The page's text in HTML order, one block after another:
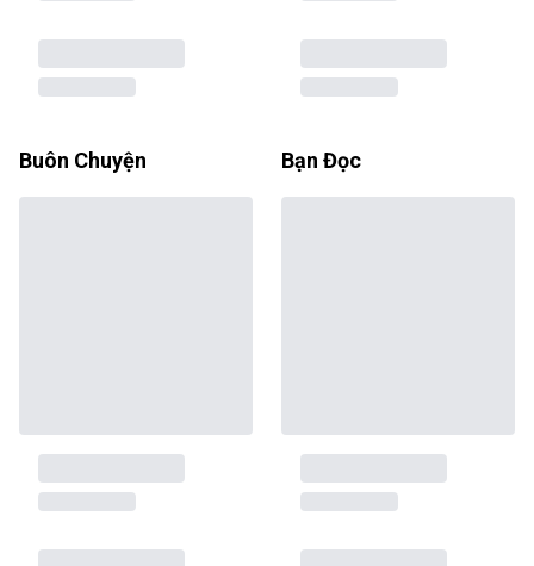
Buôn Chuyện Bạn Đọc